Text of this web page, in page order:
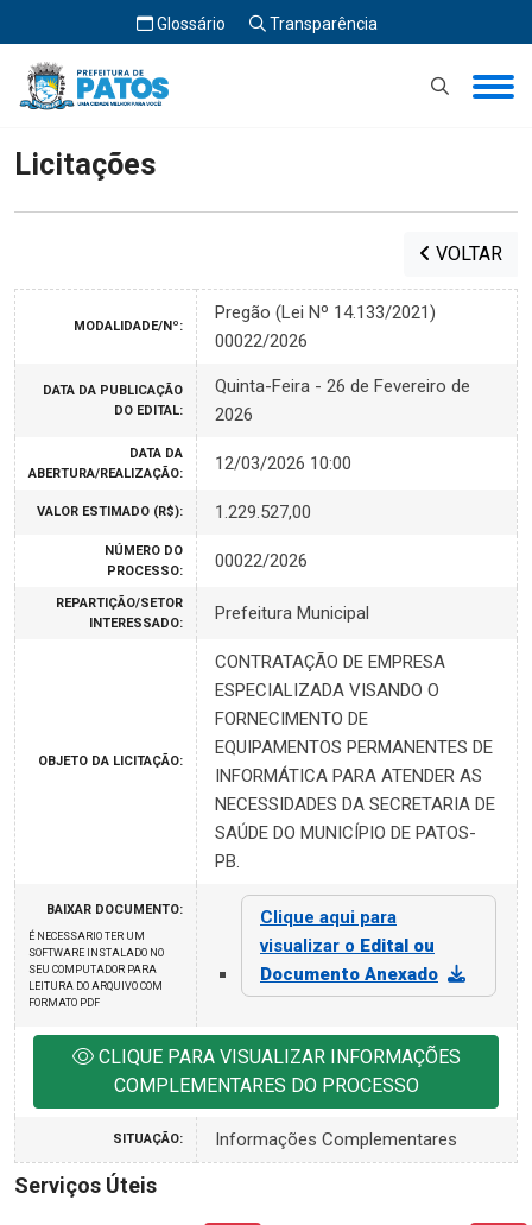
Glossário Transparência
Início Licitações
Licitações
VOLTAR
MODALIDADE/Nº:
Pregão (Lei Nº 14.133/2021)
00022/2026
DATA DA PUBLICAÇÃO
DO EDITAL:
Quinta-Feira - 26 de Fevereiro de
2026
DATA DA
ABERTURA/REALIZAÇÃO:
12/03/2026 10:00
VALOR ESTIMADO (R$): 1.229.527,00
NÚMERO DO
PROCESSO:
00022/2026
REPARTIÇÃO/SETOR
INTERESSADO:
Prefeitura Municipal
OBJETO DA LICITAÇÃO:
CONTRATAÇÃO DE EMPRESA
ESPECIALIZADA VISANDO O
FORNECIMENTO DE
EQUIPAMENTOS PERMANENTES DE
INFORMÁTICA PARA ATENDER AS
NECESSIDADES DA SECRETARIA DE
SAÚDE DO MUNICÍPIO DE PATOS-
PB.
BAIXAR DOCUMENTO:
É NECESSARIO TER UM
SOFTWARE INSTALADO NO
SEU COMPUTADOR PARA
LEITURA DO ARQUIVO COM
FORMATO PDF
Clique aqui para
visualizar o Edital ou
Documento Anexado
CLIQUE PARA VISUALIZAR INFORMAÇÕES
COMPLEMENTARES DO PROCESSO
SITUAÇÃO: Informações Complementares
Serviços Úteis